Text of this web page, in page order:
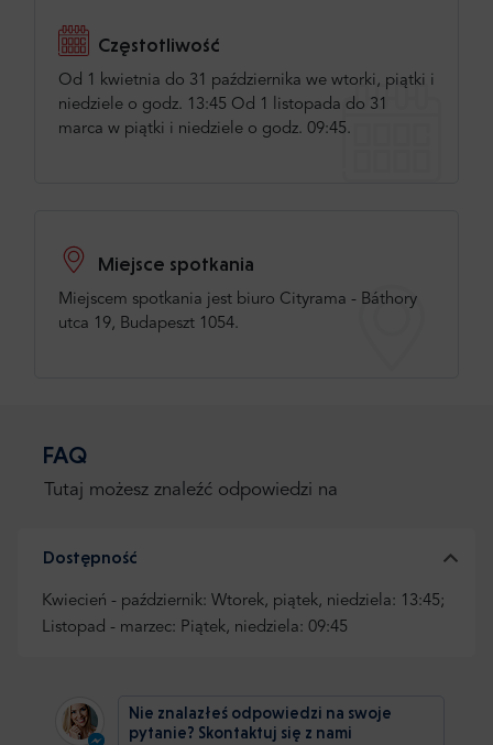
Częstotliwość
Od 1 kwietnia do 31 października we wtorki, piątki i
niedziele o godz. 13:45 Od 1 listopada do 31
marca w piątki i niedziele o godz. 09:45.
Miejsce spotkania
Miejscem spotkania jest biuro Cityrama - Báthory
utca 19, Budapeszt 1054.
FAQ
Tutaj możesz znaleźć odpowiedzi na
Dostępność
Kwiecień - październik: Wtorek, piątek, niedziela: 13:45;
Listopad - marzec: Piątek, niedziela: 09:45
Nie znalazłeś odpowiedzi na swoje
pytanie? Skontaktuj się z nami